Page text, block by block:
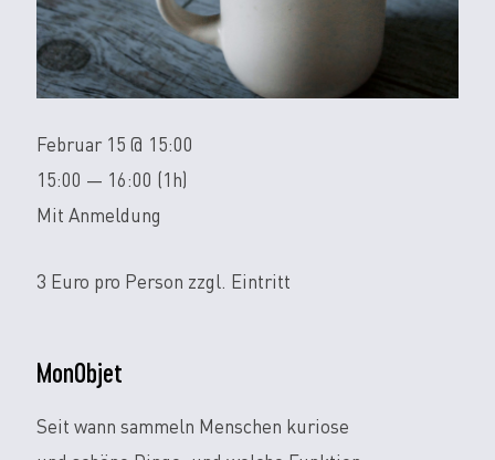
MonObjet
Seit wann sammeln Menschen kuriose
Februar 15 @ 15:00
15:00 — 16:00 (1h)
Mit Anmeldung
3 Euro pro Person zzgl. Eintritt